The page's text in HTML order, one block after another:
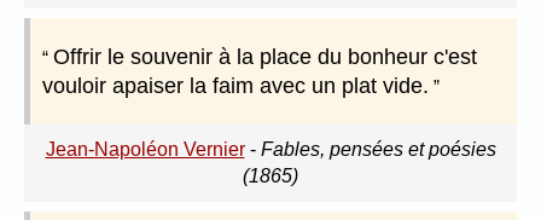
Offrir le souvenir à la place du bonheur c'est
vouloir apaiser la faim avec un plat vide.
Jean-Napoléon Vernier- Fables, pensées et poésies
(1865)